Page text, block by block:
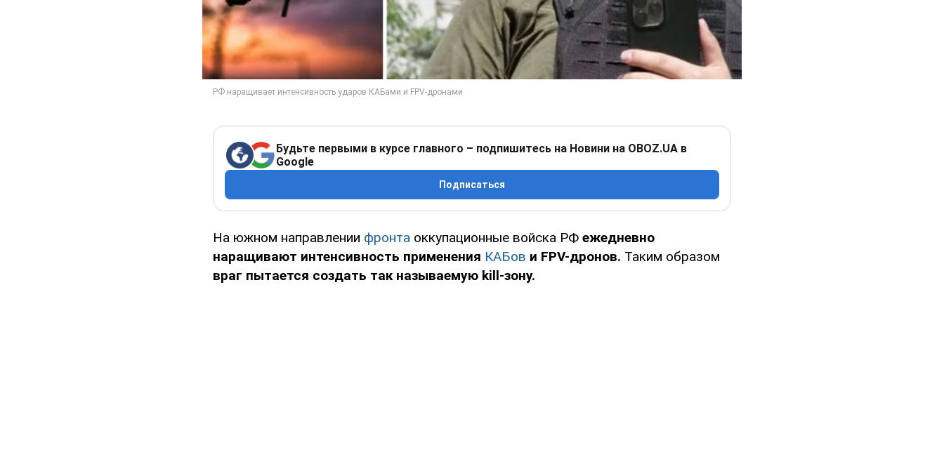
Будьте первыми в курсе главного – подпишитесь на Новини на OBOZ.UA в
Google
Подписаться
На южном направлении фронта оккупационные войска РФ ежедневно
наращивают интенсивность применения КАБов и FPV-дронов. Таким образом
враг пытается создать так называемую kill-зону.